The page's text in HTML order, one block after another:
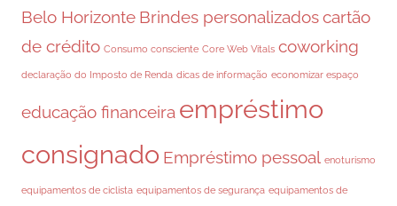
Belo Horizonte Brindes personalizadoscartão
de crédito Consumo consciente Core Web Vitals coworking
declaração do Imposto de Renda dicas de informação economizar espaço
educação financeira empréstimo
consignado Empréstimo pessoal enoturismo
equipamentos de ciclista equipamentos de segurança equipamentos de